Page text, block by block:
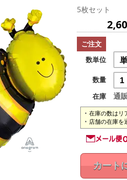
5枚セット
ご注文
数単位
数量
在庫
通販
在庫の数はリ
店舗の在庫を
カート